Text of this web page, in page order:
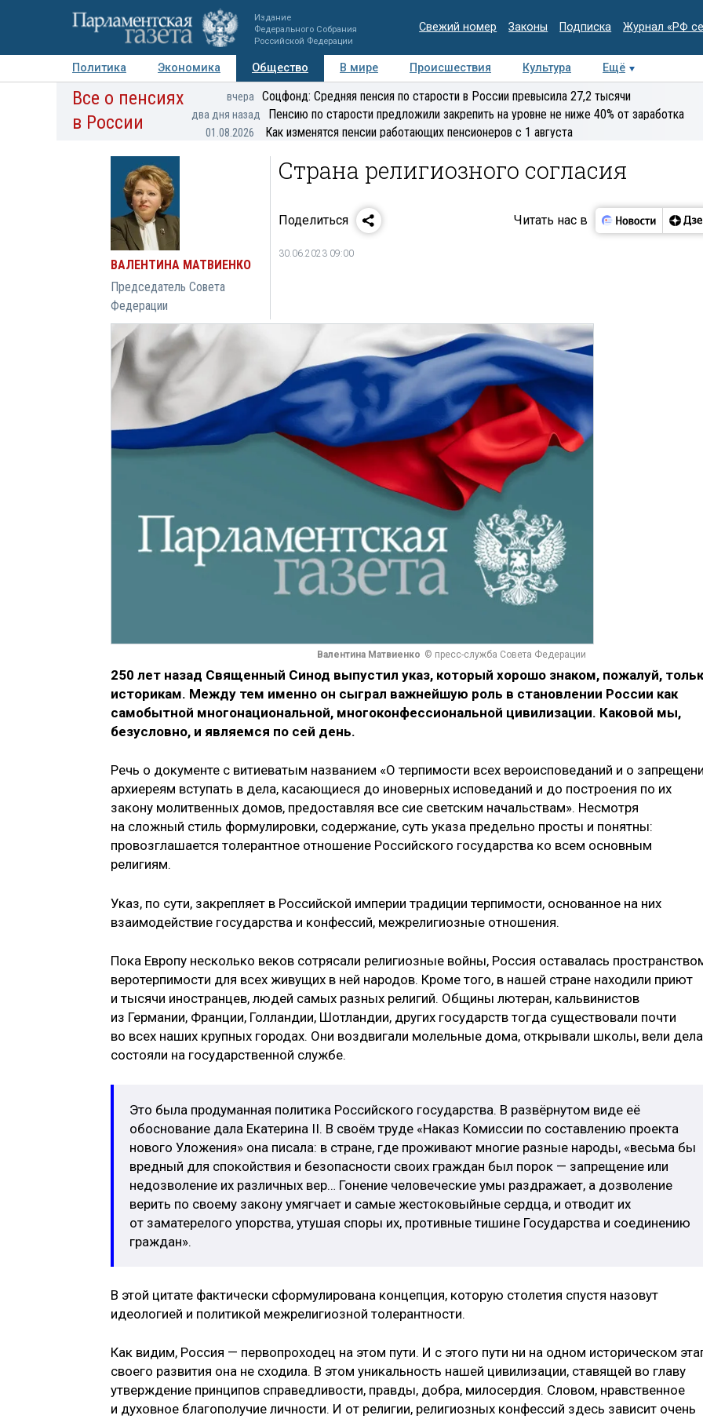
Издание
Федерального Собрания
Российской Федерации
Свежий номер Законы Подписка Журнал «РФ
Политика Экономика Общество В мире Происшествия Культура
Ещё
Авторы Персоны Мнения Регионы Медиацентр Интервью Колумнисты
Все о пенсиях
в России
вчера Соцфонд: Средняя пенсия по старости в России превысила 27,2 тысячи
два дня назад Пенсию по старости предложили закрепить на уровне не ниже 40% от заработка
01.08.2026 Как изменятся пенсии работающих пенсионеров с 1 августа
ВАЛЕНТИНА МАТВИЕНКО
Председатель Совета
Федерации
Страна религиозного согласия
Поделиться Читать нас в
30.06.2023 09:00
Валентина Матвиенко © пресс-служба Совета Федерации
250 лет назад Священный Синод выпустил указ, который хорошо знаком, пожалуй,
историкам. Между тем именно он сыграл важнейшую роль в становлении России как
самобытной многонациональной, многоконфессиональной цивилизации. Каковой мы,
безусловно, и являемся по сей день.
Речь о документе с витиеватым названием «О терпимости всех вероисповеданий и о
архиереям вступать в дела, касающиеся до иноверных исповеданий и до построения по их
закону молитвенных домов, предоставляя все сие светским начальствам». Несмотря
на сложный стиль формулировки, содержание, суть указа предельно просты и понятны:
провозглашается толерантное отношение Российского государства ко всем основным
религиям.
Указ, по сути, закрепляет в Российской империи традиции терпимости, основанное на них
взаимодействие государства и конфессий, межрелигиозные отношения.
Пока Европу несколько веков сотрясали религиозные войны, Россия оставалась
веротерпимости для всех живущих в ней народов. Кроме того, в нашей стране находили приют
и тысячи иностранцев, людей самых разных религий. Общины лютеран, кальвинистов
из Германии, Франции, Голландии, Шотландии, других государств тогда существовали почти
во всех наших крупных городах. Они воздвигали молельные дома, открывали школы, вели
состояли на государственной службе.
Это была продуманная политика Российского государства. В развёрнутом виде её
обоснование дала Екатерина II. В своём труде «Наказ Комиссии по составлению проекта
нового Уложения» она писала: в стране, где проживают многие разные народы, «весьма бы
вредный для спокойствия и безопасности своих граждан был порок — запрещение или
недозволение их различных вер… Гонение человеческие умы раздражает, а дозволение
верить по своему закону умягчает и самые жестоковыйные сердца, и отводит их
от заматерелого упорства, утушая споры их, противные тишине Государства и соединению
граждан».
В этой цитате фактически сформулирована концепция, которую столетия спустя назовут
идеологией и политикой межрелигиозной толерантности.
Как видим, Россия — первопроходец на этом пути. И с этого пути ни на одном историческом
своего развития она не сходила. В этом уникальность нашей цивилизации, ставящей во главу
утверждение принципов справедливости, правды, добра, милосердия. Словом, нравственное
и духовное благополучие личности. И от религии, религиозных конфессий здесь зависит очень